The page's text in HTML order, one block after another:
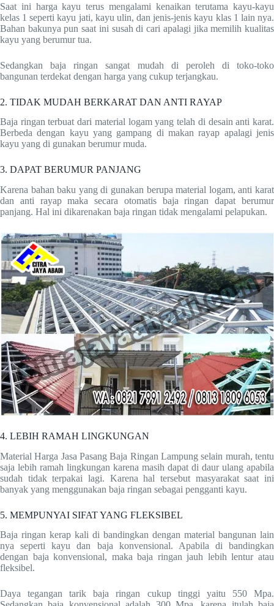
Saat ini harga kayu terus mengalami kenaikan terutama kayu-kayu
kelas 1 seperti kayu jati, kayu ulin, dan jenis-jenis kayu klas 1 lain nya.
Bahan bakunya pun saat ini susah di cari apalagi jika memilih kualitas
kayu yang berumur tua.
Sedangkan baja ringan sangat mudah di peroleh di toko-toko
bangunan terdekat dengan harga yang cukup terjangkau.
2. TIDAK MUDAH BERKARAT DAN ANTI RAYAP
Baja ringan terbuat dari material logam yang telah di desain anti karat.
Berbeda dengan kayu yang gampang di makan rayap apalagi jenis
kayu yang di gunakan berumur muda.
3. DAPAT BERUMUR PANJANG
Karena bahan baku yang di gunakan berupa material logam, anti karat
dan anti rayap maka secara otomatis baja ringan dapat berumur
panjang. Hal ini dikarenakan baja ringan tidak mengalami pelapukan.
4. LEBIH RAMAH LINGKUNGAN
Material Harga Jasa Pasang Baja Ringan Lampung selain murah, tentu
saja lebih ramah lingkungan karena masih dapat di daur ulang apabila
sudah tidak terpakai lagi. Karena hal tersebut masyarakat saat ini
banyak yang menggunakan baja ringan sebagai pengganti kayu.
5. MEMPUNYAI SIFAT YANG FLEKSIBEL
Baja ringan kerap kali di bandingkan dengan material bangunan lain
nya seperti kayu dan baja konvensional. Apabila di bandingkan
dengan baja konvensional, maka baja ringan jauh lebih lentur atau
fleksibel.
Daya tegangan tarik baja ringan cukup tinggi yaitu 550 Mpa.